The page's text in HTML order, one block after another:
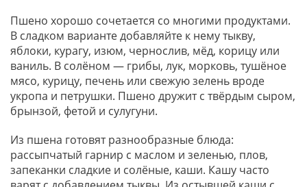
Пшено хорошо сочетается со многими продуктами.
В сладком варианте добавляйте к нему тыкву,
яблоки, курагу, изюм, чернослив, мёд, корицу или
ваниль. В солёном — грибы, лук, морковь, тушёное
мясо, курицу, печень или свежую зелень вроде
укропа и петрушки. Пшено дружит с твёрдым сыром,
брынзой, фетой и сулугуни.
Из пшена готовят разнообразные блюда:
рассыпчатый гарнир с маслом и зеленью, плов,
запеканки сладкие и солёные, каши. Кашу часто